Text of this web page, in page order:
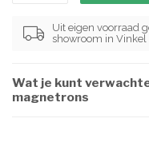
Uit eigen voorraad
showroom in Vinkel
Wat je kunt
magnetrons